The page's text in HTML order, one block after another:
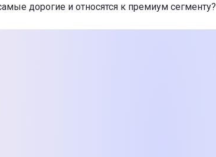
03AQ/A- 2 899 ₴
дорогие и относятся к премиум сегменту?